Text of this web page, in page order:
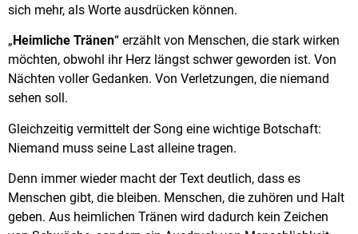
sich mehr, als Worte ausdrücken können.
„Heimliche Tränen“ erzählt von Menschen, die stark wirken
möchten, obwohl ihr Herz längst schwer geworden ist. Von
Nächten voller Gedanken. Von Verletzungen, die niemand
sehen soll.
Gleichzeitig vermittelt der Song eine wichtige Botschaft:
Niemand muss seine Last alleine tragen.
Denn immer wieder macht der Text deutlich, dass es
Menschen gibt, die bleiben. Menschen, die zuhören und Halt
geben. Aus heimlichen Tränen wird dadurch kein Zeichen